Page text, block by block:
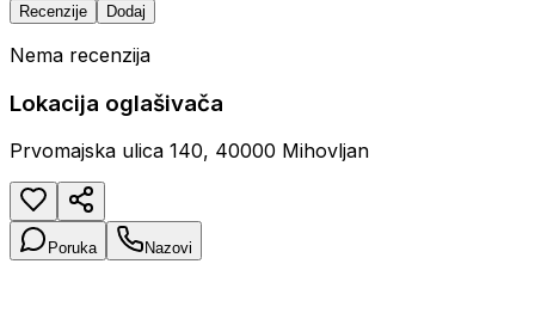
Recenzije Dodaj
Nema recenzija
Lokacija oglašivača
Prvomajska ulica 140, 40000 Mihovljan
Poruka Nazovi